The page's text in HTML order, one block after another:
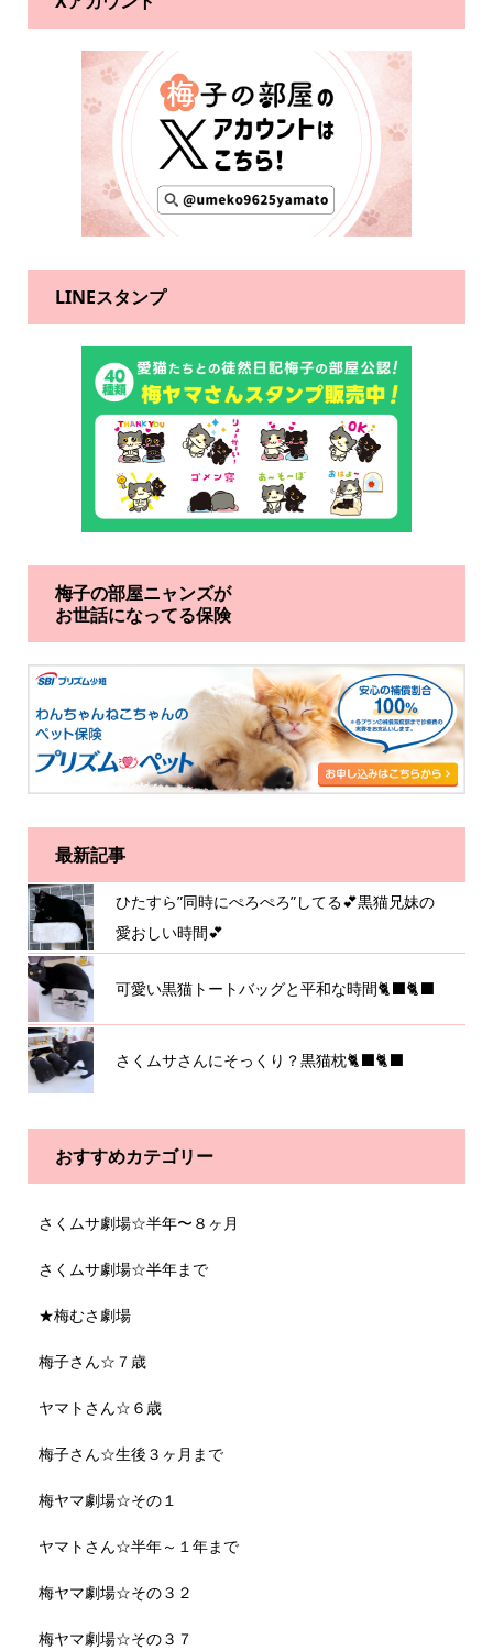
LINEスタンプ
梅子の部屋ニャンズが
お世話になってる保険
最新記事
ひたすら”同時にぺろぺろ”してる💕黒猫兄妹の
愛おしい時間💕
可愛い黒猫トートバッグと平和な時間🐈‍⬛🐈‍⬛
さくムサさんにそっくり？黒猫枕🐈‍⬛🐈‍⬛
おすすめカテゴリー
さくムサ劇場☆半年〜８ヶ月
さくムサ劇場☆半年まで
★梅むさ劇場
梅子さん☆７歳
ヤマトさん☆６歳
梅子さん☆生後３ヶ月まで
梅ヤマ劇場☆その１
ヤマトさん☆半年～１年まで
梅ヤマ劇場☆その３２
梅ヤマ劇場☆その３７